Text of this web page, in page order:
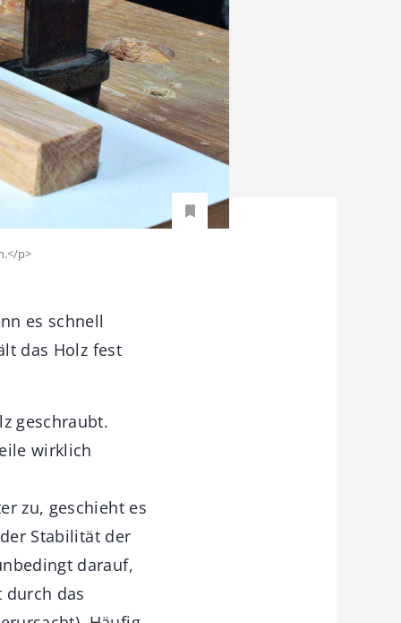
p>
es schnell
das Holz fest
geschraubt.
wirklich
zu, geschieht es
Stabilität der
darauf,
durch das